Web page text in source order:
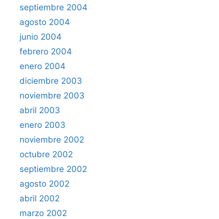
septiembre 2004
agosto 2004
junio 2004
febrero 2004
enero 2004
diciembre 2003
noviembre 2003
abril 2003
enero 2003
noviembre 2002
octubre 2002
septiembre 2002
agosto 2002
abril 2002
marzo 2002